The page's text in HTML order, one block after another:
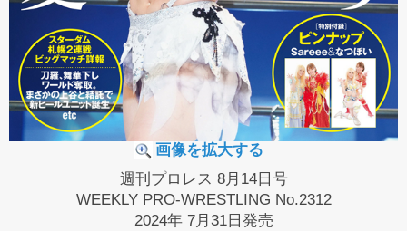
画像を拡大する
週刊プロレス 8月14日号
WEEKLY PRO-WRESTLING No.2312
2024年 7月31日発売